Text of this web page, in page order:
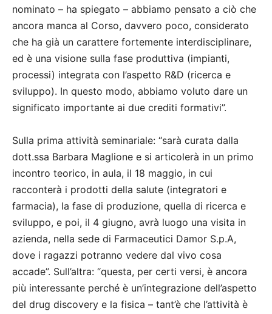
nominato – ha spiegato – abbiamo pensato a ciò che
ancora manca al Corso, davvero poco, considerato
che ha già un carattere fortemente interdisciplinare,
ed è una visione sulla fase produttiva (impianti,
processi) integrata con l’aspetto R&D (ricerca e
sviluppo). In questo modo, abbiamo voluto dare un
significato importante ai due crediti formativi”.
Sulla prima attività seminariale: “sarà curata dalla
dott.ssa Barbara Maglione e si articolerà in un primo
incontro teorico, in aula, il 18 maggio, in cui
racconterà i prodotti della salute (integratori e
farmacia), la fase di produzione, quella di ricerca e
sviluppo, e poi, il 4 giugno, avrà luogo una visita in
azienda, nella sede di Farmaceutici Damor S.p.A,
dove i ragazzi potranno vedere dal vivo cosa
accade”. Sull’altra: “questa, per certi versi, è ancora
più interessante perché è un’integrazione dell’aspetto
del drug discovery e la fisica – tant’è che l’attività è